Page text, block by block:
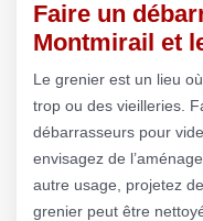
Faire un
Montmirail et
Le grenier est un lieu
trop ou des vieilleries.
débarrasseurs pour
envisagez de
autre usage, projetez
grenier peut être